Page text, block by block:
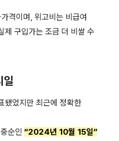
격이며, 위고비는 비급여
제 구입가는 조금 더 비쌀 수
일
됐었지만 최근에 정확한
순인 “2024년 10월 15일”